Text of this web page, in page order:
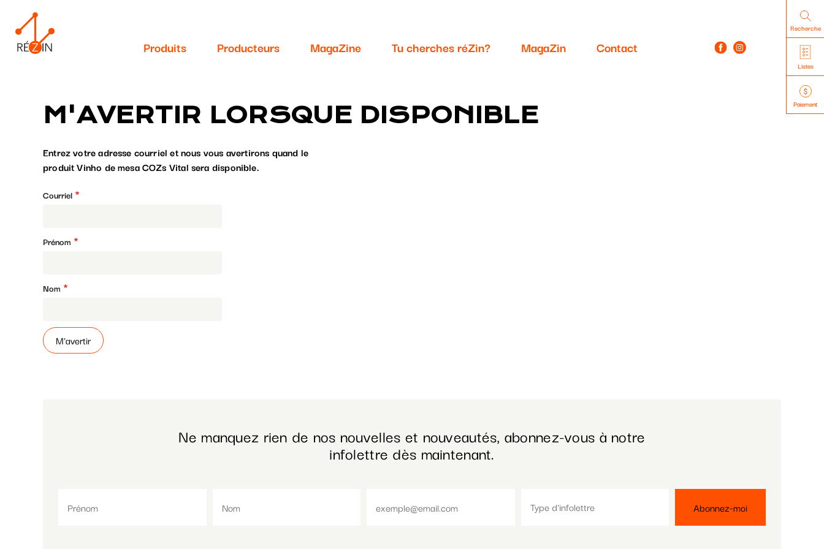
contenu
principal
Produits Producteurs MagaZine Tu cherches réZin? MagaZin Contact
Recherche
Listes
Paiement
M'AVERTIR LORSQUE DISPONIBLE
Entrez votre adresse courriel et nous vous avertirons quand le
produit Vinho de mesa COZs Vital sera disponible.
Courriel
Prénom
Nom
Ne manquez rien de nos nouvelles et nouveautés, abonnez-vous à notre
infolettre dès maintenant.